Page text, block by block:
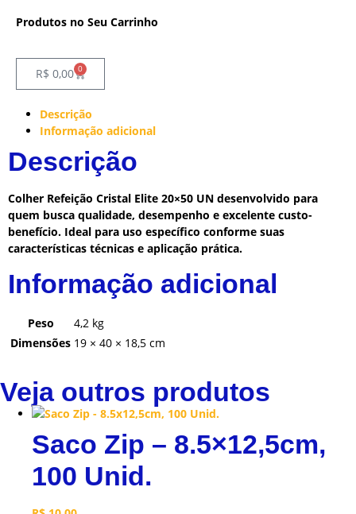
Produtos no Seu Carrinho
R$ 0,00 0
Descrição
Informação adicional
Descrição
Colher Refeição Cristal Elite 20×50 UN desenvolvido para
quem busca qualidade, desempenho e excelente custo-
benefício. Ideal para uso específico conforme suas
características técnicas e aplicação prática.
Informação adicional
Peso
4,2 kg
Dimensões 19 × 40 × 18,5 cm
Veja outros produtos
Saco Zip – 8.5×12,5cm,
100 Unid.